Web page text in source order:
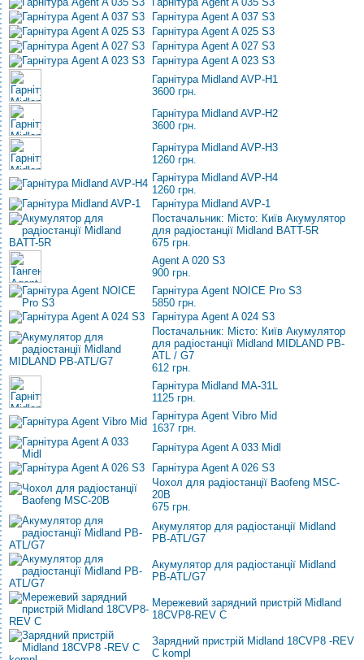
Гарнітура Agent A 037 S3
Гарнітура Agent A 025 S3
Гарнітура Agent A 027 S3
Гарнітура Agent A 023 S3
Гарнітура Midland AVP-H1
3600 грн.
Гарнітура Midland AVP-H2
3600 грн.
Гарнітура Midland AVP-H3
1260 грн.
Гарнітура Midland AVP-H4
1260 грн.
Гарнітура Midland AVP-1
Постачальник: Місто: Київ Акумулятор
для радіостанції Midland BATT-5R
675 грн.
Agent A 020 S3
900 грн.
Гарнітура Agent NOICE Pro S3
5850 грн.
Гарнітура Agent A 024 S3
Постачальник: Місто: Київ Акумулятор
для радіостанції Midland MIDLAND PB-
ATL / G7
612 грн.
Гарнітура Midland MA-31L
1125 грн.
Гарнітура Agent Vibro Mid
1637 грн.
Гарнітура Agent A 033 Midl
Гарнітура Agent A 026 S3
Чохол для радіостанції Baofeng MSC-
20B
675 грн.
Акумулятор для радіостанції Midland
PB-ATL/G7
Акумулятор для радіостанції Midland
PB-ATL/G7
Мережевий зарядний пристрій Midland
18CVP8-REV C
Зарядний пристрій Midland 18CVP8 -REV
C kompl